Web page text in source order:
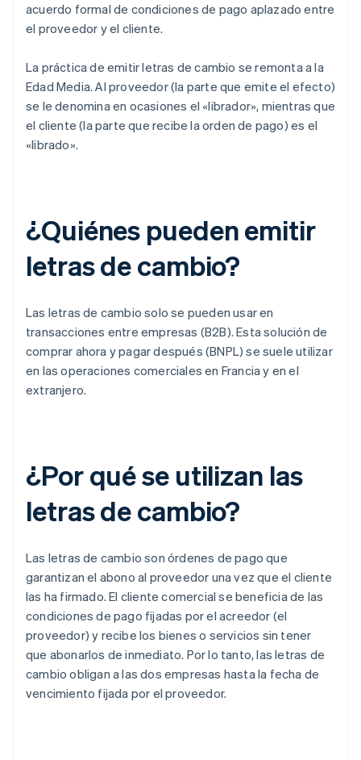
acuerdo formal de condiciones de pago aplazado entre
el proveedor y el cliente.
La práctica de emitir letras de cambio se remonta a la
Edad Media. Al proveedor (la parte que emite el efecto)
se le denomina en ocasiones el «librador», mientras que
el cliente (la parte que recibe la orden de pago) es el
«librado».
¿Quiénes pueden emitir
letras de cambio?
Las letras de cambio solo se pueden usar en
transacciones entre empresas (B2B). Esta solución de
comprar ahora y pagar después (BNPL) se suele utilizar
en las operaciones comerciales en Francia y en el
extranjero.
¿Por qué se utilizan las
letras de cambio?
Las letras de cambio son órdenes de pago que
garantizan el abono al proveedor una vez que el cliente
las ha firmado. El cliente comercial se beneficia de las
condiciones de pago fijadas por el acreedor (el
proveedor) y recibe los bienes o servicios sin tener
que abonarlos de inmediato. Por lo tanto, las letras de
cambio obligan a las dos empresas hasta la fecha de
vencimiento fijada por el proveedor.